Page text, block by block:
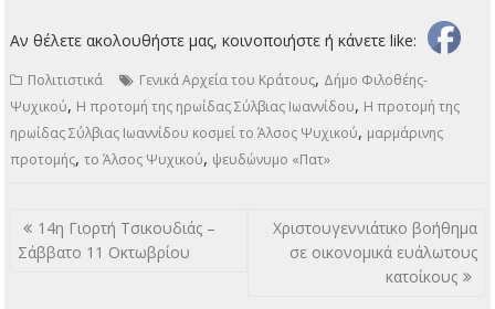
Αν θέλετε ακολουθήστε μας, κοινοποιήστε ή κάνετε like:
Πολιτιστικά Γενικά Αρχεία του Κράτους, Δήμο Φιλοθέης-
Ψυχικού, Η προτομή της ηρωίδας Σύλβιας Ιωαννίδου, Η προτομή της
ηρωίδας Σύλβιας Ιωαννίδου κοσμεί το Άλσος Ψυχικού, μαρμάρινης
προτομής,το Άλσος Ψυχικού, ψευδώνυμο «Πατ»
Πλοήγηση
άρθρων
14η Γιορτή Τσικουδιάς –
Σάββατο 11 Οκτωβρίου
Χριστουγεννιάτικο βοήθημα
σε οικονομικά ευάλωτους
κατοίκους